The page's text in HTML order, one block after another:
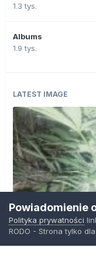
1.3 tys.
Albums
1.9 tys.
LATEST IMAGE
Powiadomienie
Polityka prywatności
RODO - Strona tylko